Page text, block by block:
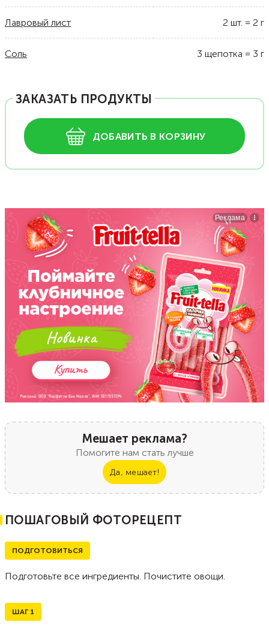
Лавровый лист 2 шт. = 2 г
Соль 3 щепотка = 3 г
ЗАКАЗАТЬ ПРОДУКТЫ
ДОБАВИТЬ В КОРЗИНУ
Мешает реклама?
Помогите нам стать лучше
Да, мешает!
ПОШАГОВЫЙ ФОТОРЕЦЕПТ
ПОДГОТОВИТЬСЯ
Подготовьте все ингредиенты. Почистите овощи.
ШАГ 1